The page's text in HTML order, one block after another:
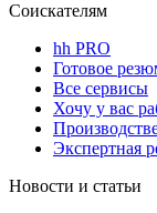
Соискателям
hh PRO
Готовое
Все сервисы
Хочу у вас
Экспертная
Новости и статьи